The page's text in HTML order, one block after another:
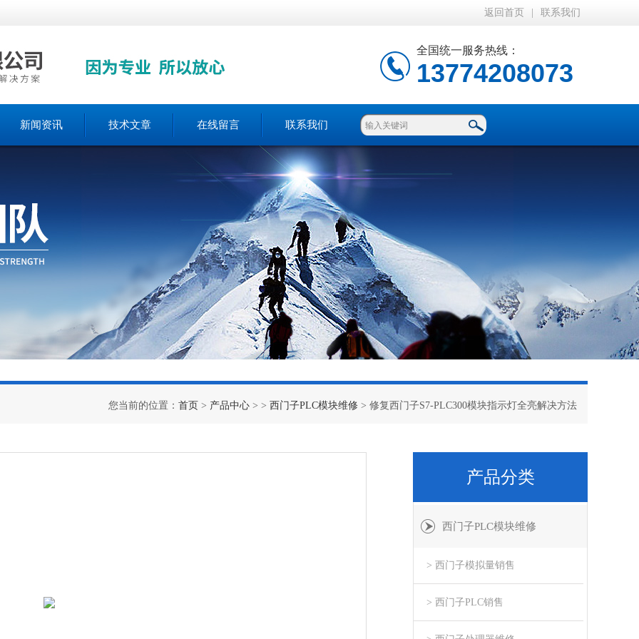
返回首页 联系我们
全国统一服务热线：
13774208073
新闻资讯 技术文章 在线留言 联系我们
您当前的位置： 首页 > 产品中心 > > 西门子PLC模块维修 > 修复西门子S7-PLC300模块指示灯全亮解决方法
产品分类
西门子PLC模块维修
> 西门子模拟量销售
> 西门子PLC销售